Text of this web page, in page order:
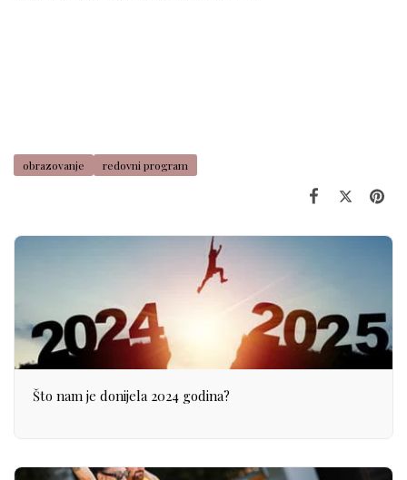
obrazovanje redovni program
Što nam je donijela 2024 godina?